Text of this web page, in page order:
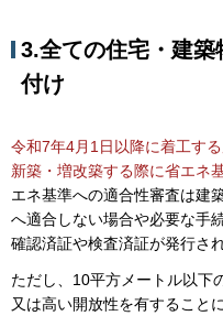
3.全ての住宅・建
付け
令和7年4月1日以降に着工す
新築・増改築する際に省エネ
エネ基準への適合性審査は建
へ適合しない場合や必要な手
確認済証や検査済証が発行さ
ただし、10平方メートル以下
又は高い開放性を有すること